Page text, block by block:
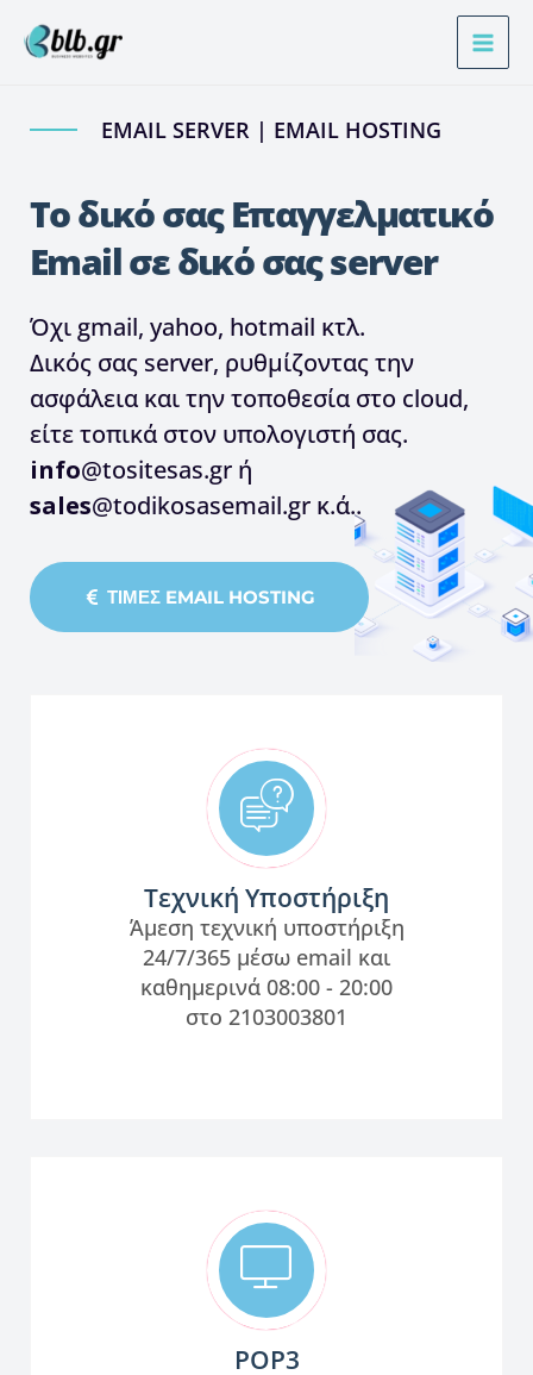
στο
EMAIL SERVER | EMAIL HOSTING
Το δικό σας Επαγγελματικό
Email σε δικό σας server
Όχι gmail, yahoo, hotmail κτλ.
Δικός σας server, ρυθμίζοντας την
ασφάλεια και την τοποθεσία στο cloud,
είτε τοπικά στον υπολογιστή σας.
info@tositesas.gr ή
sales@todikosasemail.gr κ.ά..
ΤΙΜΈΣ EMAIL HOSTING
Τεχνική Υποστήριξη
Άμεση τεχνική υποστήριξη
24/7/365 μέσω email και
καθημερινά 08:00 - 20:00
στο 2103003801
POP3